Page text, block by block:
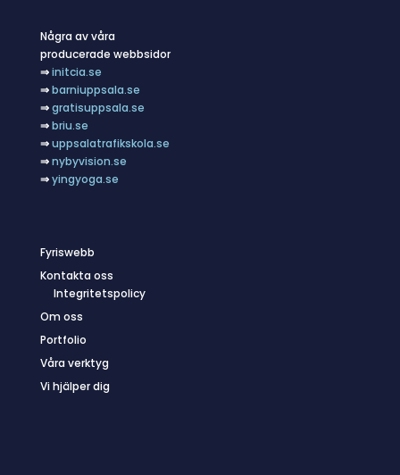
Några av våra
producerade webbsidor
⇒initcia.se
⇒barniuppsala.se
⇒gratisuppsala.se
⇒briu.se
⇒uppsalatrafikskola.se
⇒nybyvision.se
⇒yingyoga.se
Fyriswebb
Kontakta oss
Integritetspolicy
Om oss
Portfolio
Våra verktyg
Vi hjälper dig